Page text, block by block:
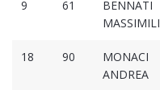
9 61
BENNATI
18 90
MONACI
ANDREA